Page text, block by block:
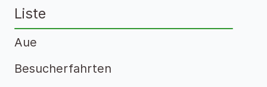
Liste
Aue
Besucherfahrten